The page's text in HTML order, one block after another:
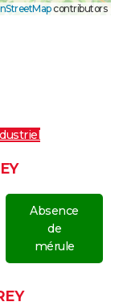
contributors
Absence
de
mérule